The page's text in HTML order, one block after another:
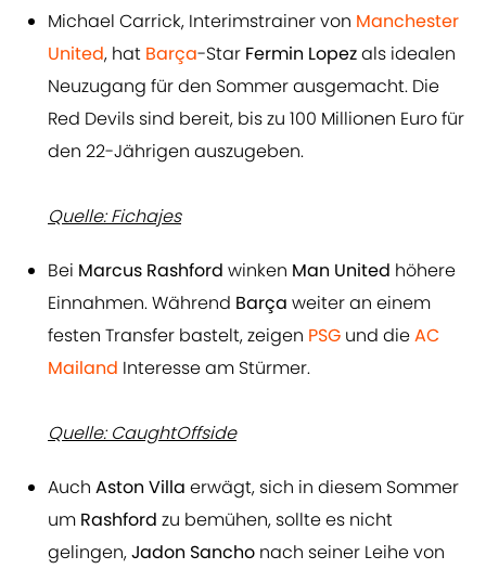
Michael Carrick, Interimstrainer von Manchester
United, hat Barça-Star Fermin Lopezals idealen
Neuzugang für den Sommer ausgemacht. Die
Red Devils sind bereit, bis zu 100 Millionen Euro für
den 22-Jährigen auszugeben.
Quelle: Fichajes
Bei Marcus Rashford winken Man United höhere
Einnahmen. Während Barça weiter an einem
festen Transfer bastelt, zeigen PSG und dieAC
Mailand Interesse am Stürmer.
Quelle: CaughtOffside
Auch Aston Villa erwägt, sich in diesem Sommer
um Rashford zu bemühen, sollte es nicht
gelingen,Jadon Sancho nach seiner Leihe von